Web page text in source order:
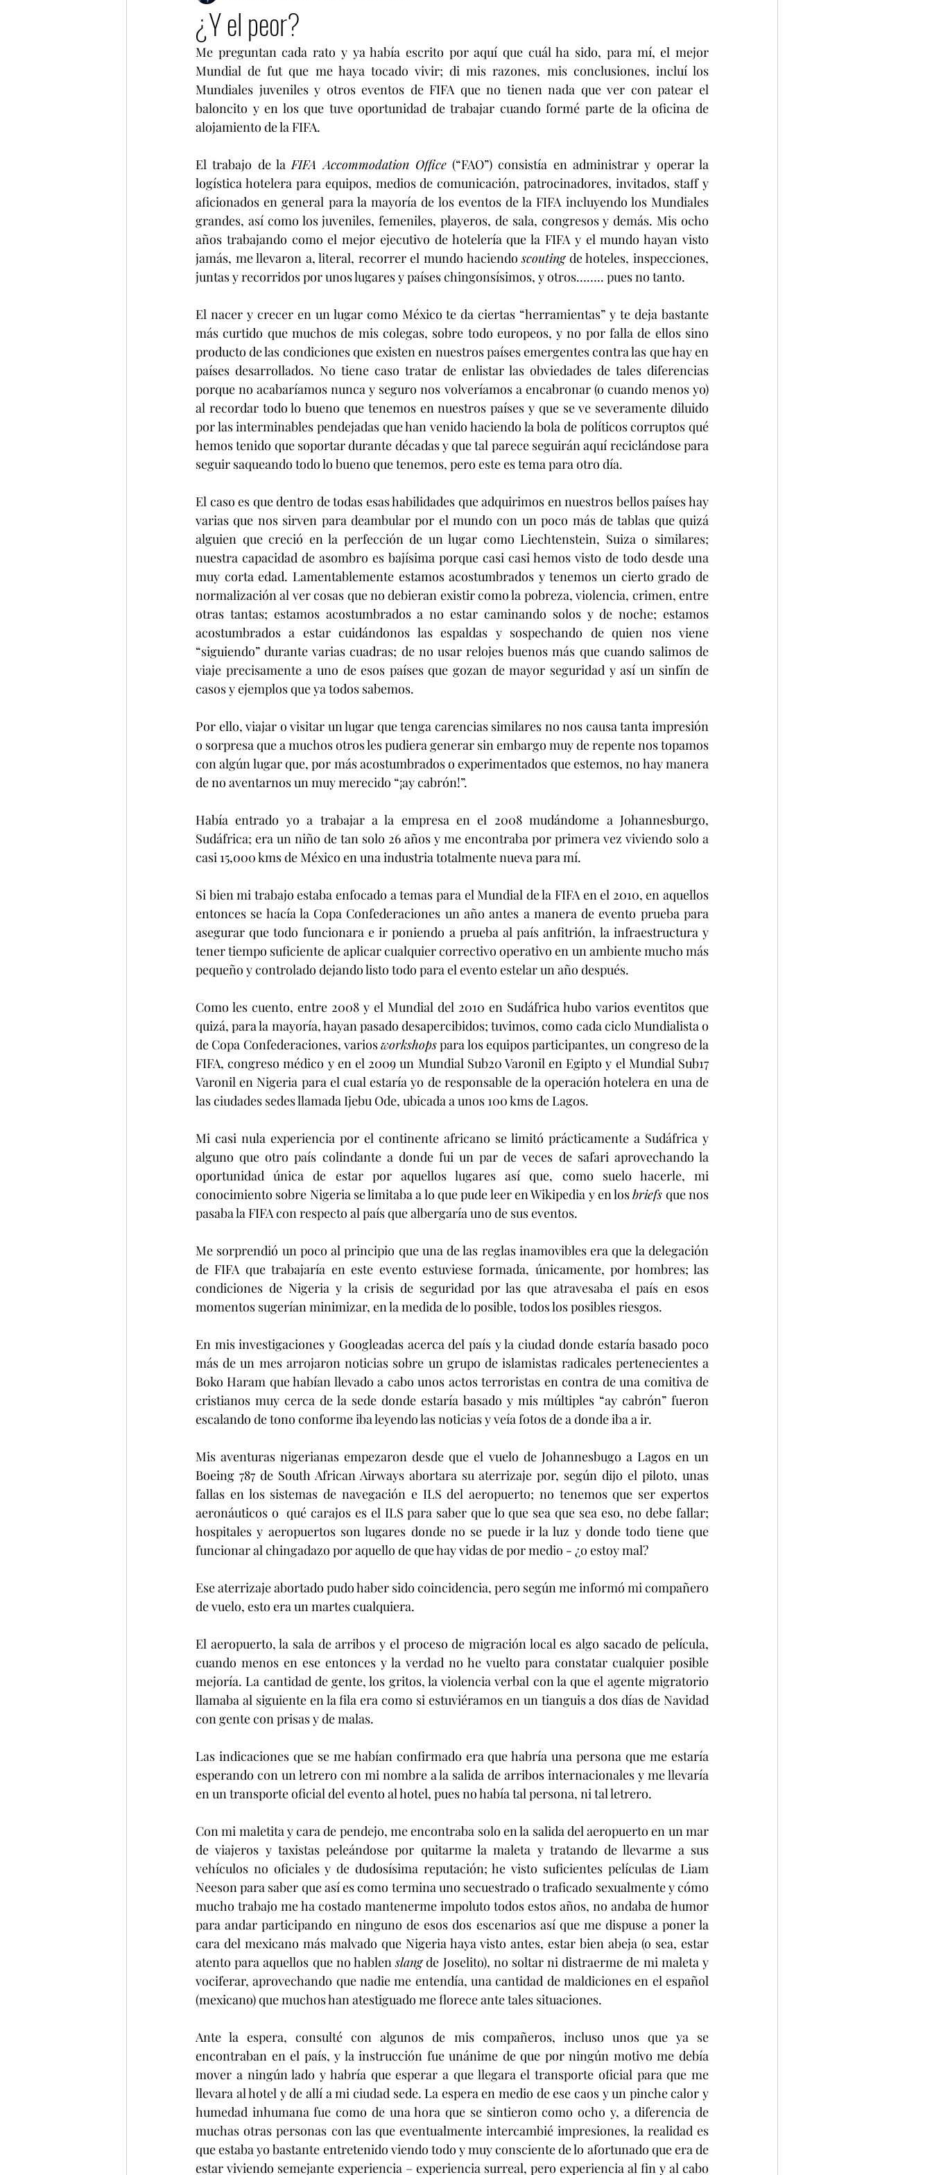
¿Y el peor?
Me preguntan cada rato y ya había escrito por aquí que cuál ha sido, para mí, el mejor
Mundial de fut que me haya tocado vivir; di mis razones, mis conclusiones, incluí los
Mundiales juveniles y otros eventos de FIFA que no tienen nada que ver con patear el
baloncito y en los que tuve oportunidad de trabajar cuando formé parte de la oficina de
alojamiento de la FIFA.
El trabajo de la FIFA Accommodation Office (“FAO”) consistía en administrar y operar la
logística hotelera para equipos, medios de comunicación, patrocinadores, invitados, staff y
aficionados en general para la mayoría de los eventos de la FIFA incluyendo los Mundiales
grandes, así como los juveniles, femeniles, playeros, de sala, congresos y demás. Mis ocho
años trabajando como el mejor ejecutivo de hotelería que la FIFA y el mundo hayan visto
jamás, me llevaron a, literal, recorrer el mundo haciendo scouting de hoteles, inspecciones,
juntas y recorridos por unos lugares y países chingonsísimos, y otros…….. pues no tanto.
El nacer y crecer en un lugar como México te da ciertas “herramientas” y te deja bastante
más curtido que muchos de mis colegas, sobre todo europeos, y no por falla de ellos sino
producto de las condiciones que existen en nuestros países emergentes contra las que hay en
países desarrollados. No tiene caso tratar de enlistar las obviedades de tales diferencias
porque no acabaríamos nunca y seguro nos volveríamos a encabronar (o cuando menos yo)
al recordar todo lo bueno que tenemos en nuestros países y que se ve severamente diluido
por las interminables pendejadas que han venido haciendo la bola de políticos corruptos qué
hemos tenido que soportar durante décadas y que tal parece seguirán aquí reciclándose para
seguir saqueando todo lo bueno que tenemos, pero este es tema para otro día.
El caso es que dentro de todas esas habilidades que adquirimos en nuestros bellos países hay
varias que nos sirven para deambular por el mundo con un poco más de tablas que quizá
alguien que creció en la perfección de un lugar como Liechtenstein, Suiza o similares;
nuestra capacidad de asombro es bajísima porque casi casi hemos visto de todo desde una
muy corta edad. Lamentablemente estamos acostumbrados y tenemos un cierto grado de
normalización al ver cosas que no debieran existir como la pobreza, violencia, crimen, entre
otras tantas; estamos acostumbrados a no estar caminando solos y de noche; estamos
acostumbrados a estar cuidándonos las espaldas y sospechando de quien nos viene
“siguiendo” durante varias cuadras; de no usar relojes buenos más que cuando salimos de
viaje precisamente a uno de esos países que gozan de mayor seguridad y así un sinfín de
casos y ejemplos que ya todos sabemos.
Por ello, viajar o visitar un lugar que tenga carencias similares no nos causa tanta impresión
o sorpresa que a muchos otros les pudiera generar sin embargo muy de repente nos topamos
con algún lugar que, por más acostumbrados o experimentados que estemos, no hay manera
de no aventarnos un muy merecido “¡ay cabrón!”.
Había entrado yo a trabajar a la empresa en el 2008 mudándome a Johannesburgo,
Sudáfrica; era un niño de tan solo 26 años y me encontraba por primera vez viviendo solo a
casi 15,000 kms de México en una industria totalmente nueva para mí.
Si bien mi trabajo estaba enfocado a temas para el Mundial de la FIFA en el 2010, en aquellos
entonces se hacía la Copa Confederaciones un año antes a manera de evento prueba para
asegurar que todo funcionara e ir poniendo a prueba al país anfitrión, la infraestructura y
tener tiempo suficiente de aplicar cualquier correctivo operativo en un ambiente mucho más
pequeño y controlado dejando listo todo para el evento estelar un año después.
Como les cuento, entre 2008 y el Mundial del 2010 en Sudáfrica hubo varios eventitos que
quizá, para la mayoría, hayan pasado desapercibidos; tuvimos, como cada ciclo Mundialista o
de Copa Confederaciones, varios workshops para los equipos participantes, un congreso de la
FIFA, congreso médico y en el 2009 un Mundial Sub20 Varonil en Egipto y el Mundial Sub17
Varonil en Nigeria para el cual estaría yo de responsable de la operación hotelera en una de
las ciudades sedes llamada Ijebu Ode, ubicada a unos 100 kms de Lagos.
Mi casi nula experiencia por el continente africano se limitó prácticamente a Sudáfrica y
alguno que otro país colindante a donde fui un par de veces de safari aprovechando la
oportunidad única de estar por aquellos lugares así que, como suelo hacerle, mi
conocimiento sobre Nigeria se limitaba a lo que pude leer en Wikipedia y en los briefs que nos
pasaba la FIFA con respecto al país que albergaría uno de sus eventos.
Me sorprendió un poco al principio que una de las reglas inamovibles era que la delegación
de FIFA que trabajaría en este evento estuviese formada, únicamente, por hombres; las
condiciones de Nigeria y la crisis de seguridad por las que atravesaba el país en esos
momentos sugerían minimizar, en la medida de lo posible, todos los posibles riesgos.
En mis investigaciones y Googleadas acerca del país y la ciudad donde estaría basado poco
más de un mes arrojaron noticias sobre un grupo de islamistas radicales pertenecientes a
Boko Haram que habían llevado a cabo unos actos terroristas en contra de una comitiva de
cristianos muy cerca de la sede donde estaría basado y mis múltiples “ay cabrón” fueron
escalando de tono conforme iba leyendo las noticias y veía fotos de a donde iba a ir.
Mis aventuras nigerianas empezaron desde que el vuelo de Johannesbugo a Lagos en un
Boeing 787 de South African Airways abortara su aterrizaje por, según dijo el piloto, unas
fallas en los sistemas de navegación e ILS del aeropuerto; no tenemos que ser expertos
aeronáuticos o  qué carajos es el ILS para saber que lo que sea que sea eso, no debe fallar;
hospitales y aeropuertos son lugares donde no se puede ir la luz y donde todo tiene que
funcionar al chingadazo por aquello de que hay vidas de por medio - ¿o estoy mal?
Ese aterrizaje abortado pudo haber sido coincidencia, pero según me informó mi compañero
de vuelo, esto era un martes cualquiera.
El aeropuerto, la sala de arribos y el proceso de migración local es algo sacado de película,
cuando menos en ese entonces y la verdad no he vuelto para constatar cualquier posible
mejoría. La cantidad de gente, los gritos, la violencia verbal con la que el agente migratorio
llamaba al siguiente en la fila era como si estuviéramos en un tianguis a dos días de Navidad
con gente con prisas y de malas.
Las indicaciones que se me habían confirmado era que habría una persona que me estaría
esperando con un letrero con mi nombre a la salida de arribos internacionales y me llevaría
en un transporte oficial del evento al hotel, pues no había tal persona, ni tal letrero.
Con mi maletita y cara de pendejo, me encontraba solo en la salida del aeropuerto en un mar
de viajeros y taxistas peleándose por quitarme la maleta y tratando de llevarme a sus
vehículos no oficiales y de dudosísima reputación; he visto suficientes películas de Liam
Neeson para saber que así es como termina uno secuestrado o traficado sexualmente y cómo
mucho trabajo me ha costado mantenerme impoluto todos estos años, no andaba de humor
para andar participando en ninguno de esos dos escenarios así que me dispuse a poner la
cara del mexicano más malvado que Nigeria haya visto antes, estar bien abeja (o sea, estar
atento para aquellos que no hablen slang de Joselito), no soltar ni distraerme de mi maleta y
vociferar, aprovechando que nadie me entendía, una cantidad de maldiciones en el español
(mexicano) que muchos han atestiguado me florece ante tales situaciones.
Ante la espera, consulté con algunos de mis compañeros, incluso unos que ya se
encontraban en el país, y la instrucción fue unánime de que por ningún motivo me debía
mover a ningún lado y habría que esperar a que llegara el transporte oficial para que me
llevara al hotel y de allí a mi ciudad sede. La espera en medio de ese caos y un pinche calor y
humedad inhumana fue como de una hora que se sintieron como ocho y, a diferencia de
muchas otras personas con las que eventualmente intercambié impresiones, la realidad es
que estaba yo bastante entretenido viendo todo y muy consciente de lo afortunado que era de
estar viviendo semejante experiencia – experiencia surreal, pero experiencia al fin y al cabo